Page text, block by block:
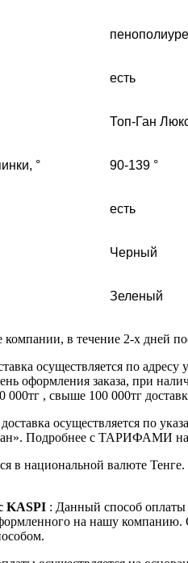
есть
Топ-Ган
° 90-139 °
есть
Черный
Зеленый
компании, в течение 2-х дней
осуществляется по
оформления заказа, при
000тг , свыше 100 000тг
осуществляется по
Подробнее с ТАРИФАМИ
в национальной валюте
KASPI : Данный способ
на нашу